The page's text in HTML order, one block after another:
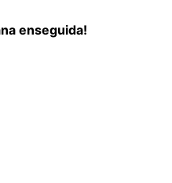
enseguida!